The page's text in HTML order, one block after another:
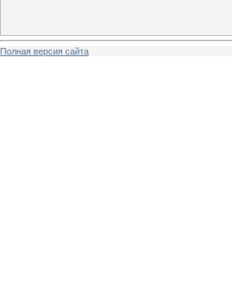
Полная версия сайта